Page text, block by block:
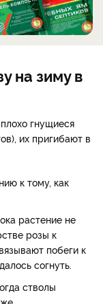
на зиму в
гнущиеся
их пригибают в
к тому, как
растение не
розы к
побеги к
согнуть.
стволы